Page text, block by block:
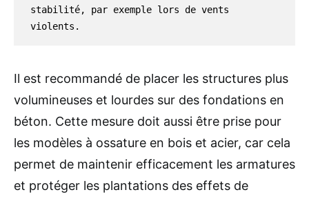
stabilité, par exemple lors de vents
violents.
Il est recommandé de placer les structures plus
volumineuses et lourdes sur des fondations en
béton. Cette mesure doit aussi être prise pour
les modèles à ossature en bois et acier, car cela
permet de maintenir efficacement les armatures
et protéger les plantations des effets de